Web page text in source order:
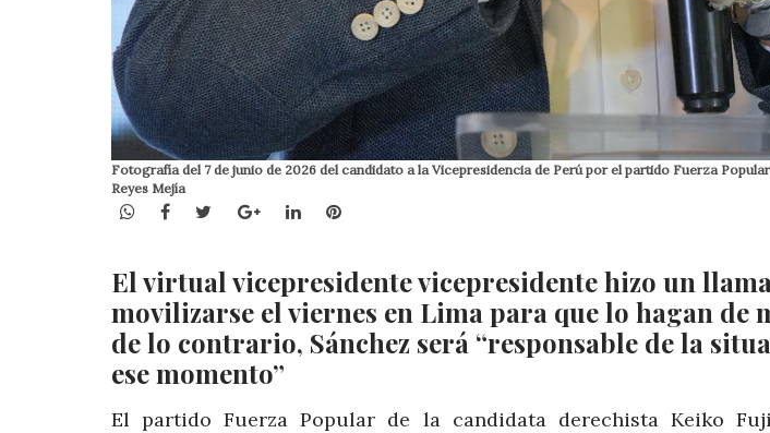
Fotografía del 7 de junio de 2026 del candidato a la Vicepresidencia de Perú por el partido Fuerza
Reyes Mejía
WhatsApp
Facebook
TwitterGoogle+LinkedInPinterest
El virtual vicepresidente vicepresidente hizo un
movilizarse el viernes en Lima para que lo hagan de
de lo contrario, Sánchez será “responsable de la
ese momento”
El partido Fuerza Popular de la candidata derechista Keiko